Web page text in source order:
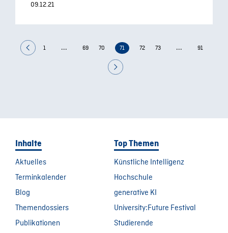
09.12.21
1 ... 69 70 71 72 73 ... 91
Inhalte
Aktuelles
Terminkalender
Blog
Themendossiers
Publikationen
Top Themen
Künstliche Intelligenz
Hochschule
generative KI
University:Future Festival
Studierende